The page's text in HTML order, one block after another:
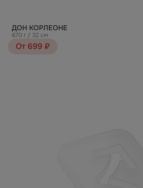
ДОН КОРЛЕОНЕ
670 г / 32 см
От 699 ₽